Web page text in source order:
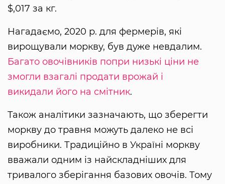
$,017 за кг.
Нагадаємо, 2020 р. для фермерів, які
вирощували моркву, був дуже невдалим.
Багато овочівників попри низькі ціни не
змогли взагалі продати врожай і
викидали його на смітник.
Також аналітики зазначають, що зберегти
моркву до травня можуть далеко не всі
виробники. Традиційно в Україні моркву
вважали одним із найскладніших для
тривалого зберігання базових овочів. Тому